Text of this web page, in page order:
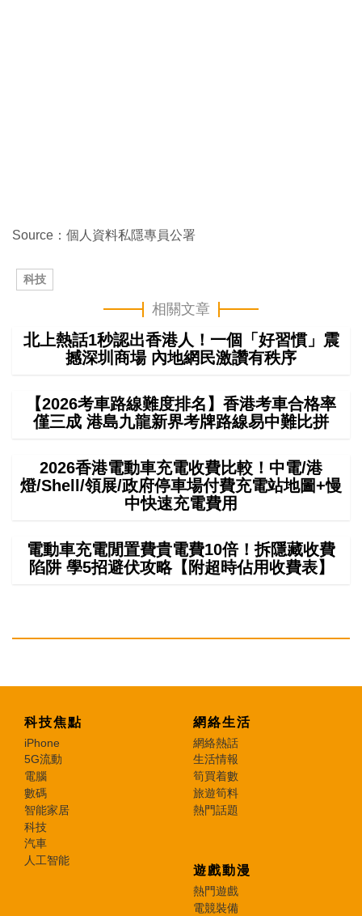
Source：個人資料私隱專員公署
科技
相關文章
北上熱話1秒認出香港人！一個「好習慣」震
撼深圳商場 內地網民激讚有秩序
【2026考車路線難度排名】香港考車合格率
僅三成 港島九龍新界考牌路線易中難比拼
2026香港電動車充電收費比較！中電/港
燈/Shell/領展/政府停車場付費充電站地圖+慢
中快速充電費用
電動車充電閒置費貴電費10倍！拆隱藏收費
陷阱 學5招避伏攻略【附超時佔用收費表】
科技焦點
iPhone
5G流動
電腦
數碼
智能家居
科技
汽車
人工智能
網絡生活
網絡熱話
生活情報
筍買着數
旅遊筍料
熱門話題
遊戲動漫
熱門遊戲
電競裝備